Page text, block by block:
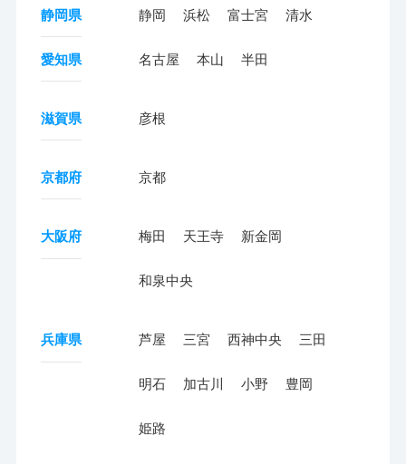
静岡県 静岡 浜松 富士宮 清水
愛知県 名古屋 本山 半田
滋賀県 彦根
京都府 京都
大阪府 梅田 天王寺 新金岡
和泉中央
兵庫県 芦屋 三宮 西神中央 三田
明石 加古川 小野 豊岡
姫路